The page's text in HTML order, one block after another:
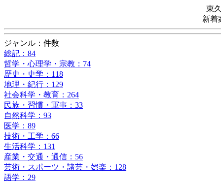
東
新着
ジャンル：件数
総記：84
哲学・心理学・宗教：74
歴史・史学：118
地理・紀行：129
社会科学・教育：264
民族・習慣・軍事：33
自然科学：93
医学：89
技術・工学：66
生活科学：131
産業・交通・通信：56
芸術・スポーツ・諸芸・娯楽：128
語学：29